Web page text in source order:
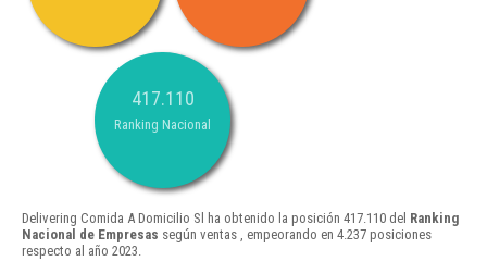
417.110
Ranking Nacional
Delivering Comida A Domicilio Sl ha obtenido la posición 417.110 del Ranking
Nacional de Empresas según ventas , empeorando en 4.237 posiciones
respecto al año 2023.